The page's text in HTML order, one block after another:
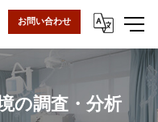
お問い合わせ
の調査・分析